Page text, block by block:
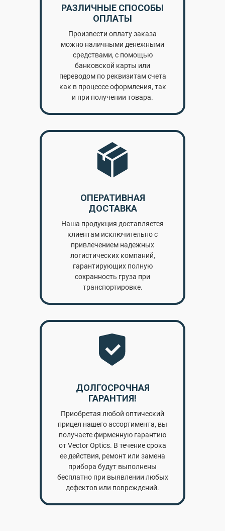
РАЗЛИЧНЫЕ СПОСОБЫ
ОПЛАТЫ
Произвести оплату заказа
можно наличными денежными
средствами, с помощью
банковской карты или
переводом по реквизитам счета
как в процессе оформления, так
и при получении товара.
ОПЕРАТИВНАЯ
ДОСТАВКА
Наша продукция доставляется
клиентам исключительно с
привлечением надежных
логистических компаний,
гарантирующих полную
сохранность груза при
транспортировке.
ДОЛГОСРОЧНАЯ
ГАРАНТИЯ!
Приобретая любой оптический
прицел нашего ассортимента, вы
получаете фирменную гарантию
от Vector Optics. В течение срока
ее действия, ремонт или замена
прибора будут выполнены
бесплатно при выявлении любых
дефектов или повреждений.